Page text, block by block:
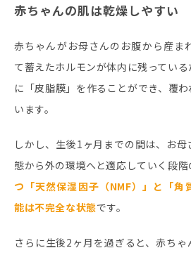
赤ちゃんの肌は乾燥しやすい
赤ちゃんがお母さんのお腹から産ま
て蓄えたホルモンが体内に残ってい
に「皮脂膜」を作ることができ、覆
います。
しかし、生後1ヶ月までの間は、お
態から外の環境へと適応していく段階
つ「天然保湿因子（NMF）」と「角
能は不完全な状態です。
さらに生後2ヶ月を過ぎると、赤ち